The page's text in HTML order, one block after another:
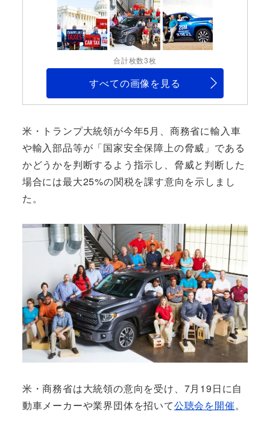
合計枚数3枚
すべての画像を見る
米・トランプ大統領が今年5月、商務省に輸入車
や輸入部品等が「国家安全保障上の脅威」である
かどうかを判断するよう指示し、脅威と判断した
場合には最大25%の関税を課す意向を示しまし
た。
米・商務省は大統領の意向を受け、7月19日に自
動車メーカーや業界団体を招いて公聴会を開催。